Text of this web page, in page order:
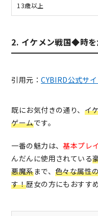
13歳以上
2. イケメン戦国◆時
引用元：CYBIRD公式サイ
既にお気付きの通り、 イ
ゲームです。
一番の魅力は、基本プレ
んだんに使用されている
悪魔系まで、 色々な属性
す！歴女の方にもおすす